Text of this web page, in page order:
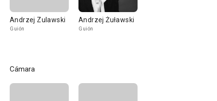
Andrzej Zulawski
Guión
Andrzej Żuławski
Guión
Cámara